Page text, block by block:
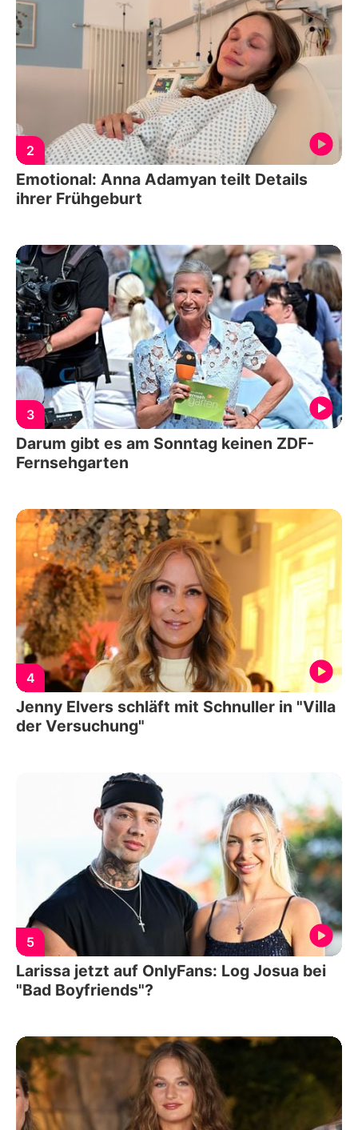
2
Emotional: Anna Adamyan teilt Details
ihrer Frühgeburt
3
Darum gibt es am Sonntag keinen ZDF-
Fernsehgarten
4
Jenny Elvers schläft mit Schnuller in "Villa
der Versuchung"
5
Larissa jetzt auf OnlyFans: Log Josua bei
"Bad Boyfriends"?